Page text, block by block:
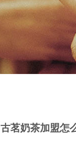
古茗奶茶加盟怎